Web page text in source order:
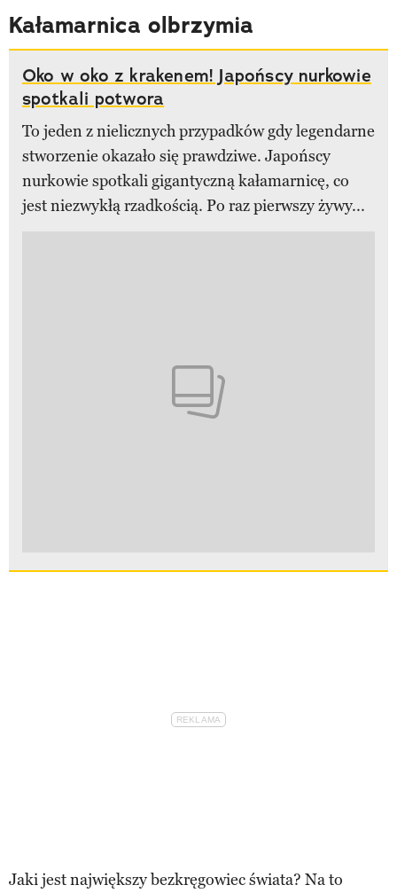
Kałamarnica olbrzymia
Oko w oko z krakenem! Japońscy nurkowie
spotkali potwora
To jeden z nielicznych przypadków gdy legendarne
stworzenie okazało się prawdziwe. Japońscy
nurkowie spotkali gigantyczną kałamarnicę, co
jest niezwykłą rzadkością. Po raz pierwszy żywy...
Jaki jest największy bezkręgowiec świata? Na to